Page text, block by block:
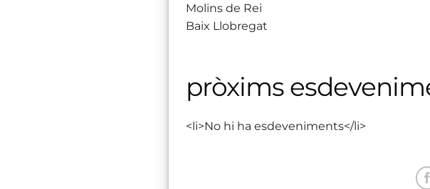
Molins de Rei
Baix Llobregat
pròxims
<li>No hi ha esdeveniments</li>